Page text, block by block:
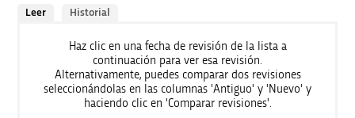
Leer Historial
Haz clic en una fecha de revisión de la lista a
continuación para ver esa revisión.
Alternativamente, puedes comparar dos revisiones
seleccionándolas en las columnas 'Antiguo' y 'Nuevo' y
haciendo clic en 'Comparar revisiones'.